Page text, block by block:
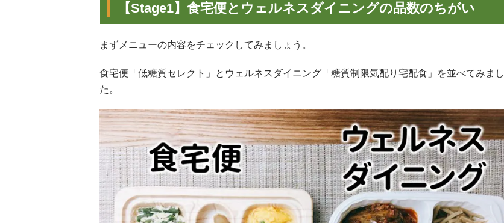
【Stage1】食宅便とウェルネスダイニングの品数のちがい
まずメニューの内容をチェックしてみましょう。
食宅便「低糖質セレクト」とウェルネスダイニング「糖質制限気配り宅配食」を並べてみまし
た。